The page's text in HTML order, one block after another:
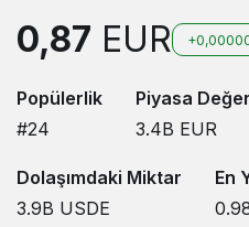
0,87 EUR
Popülerlik
#24
Piyasa
3.4B EUR
Dolaşımdaki Miktar
3.9B USDE
En